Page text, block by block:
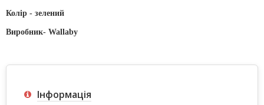
Колір - зелений
Виробник- Wallaby
Інформація